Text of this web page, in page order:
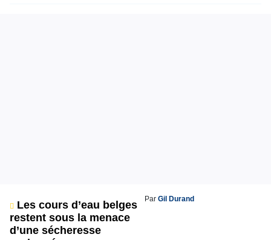
Les cours d’eau belges
restent sous la menace
d’une sécheresse
Par Gil Durand